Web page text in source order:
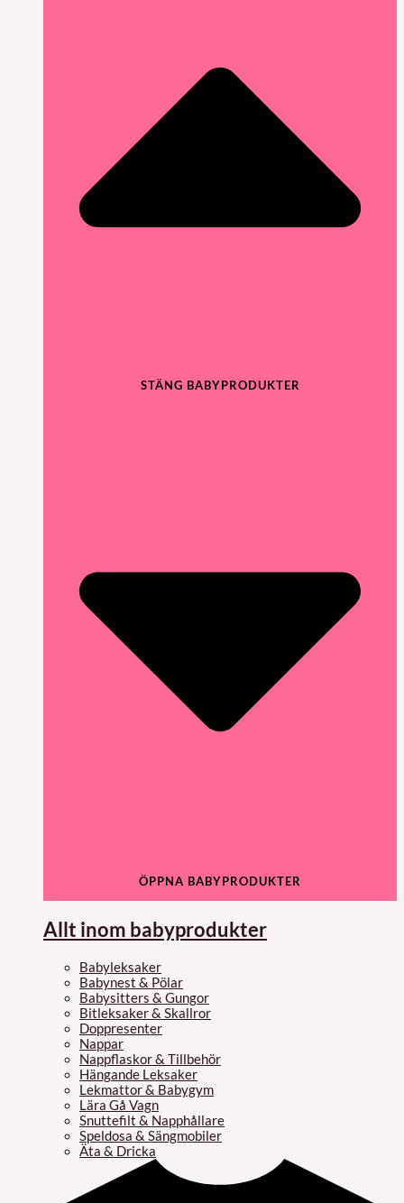
STÄNG BABYPRODUKTER
ÖPPNA BABYPRODUKTER
Allt inom babyprodukter
Babyleksaker
Babynest & Pölar
Babysitters & Gungor
Bitleksaker & Skallror
Doppresenter
Nappar
Nappflaskor & Tillbehör
Hängande Leksaker
Lekmattor & Babygym
Lära Gå Vagn
Snuttefilt & Napphållare
Speldosa & Sängmobiler
Äta & Dricka